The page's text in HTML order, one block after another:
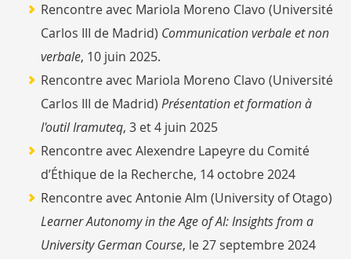
Rencontre avec Mariola Moreno Clavo (Université
Carlos III de Madrid) Communication verbale et non
verbale, 10 juin 2025.
Rencontre avec Mariola Moreno Clavo (Université
Carlos III de Madrid) Présentation et formation à
l'outil Iramuteq, 3 et 4 juin 2025
Rencontre avec Alexendre Lapeyre du Comité
d’Éthique de la Recherche, 14 octobre 2024
Rencontre avec Antonie Alm (University of Otago)
Learner Autonomy in the Age of AI: Insights from a
University German Course, le 27 septembre 2024